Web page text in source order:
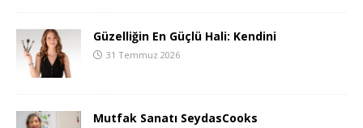
Güzelliğin En Güçlü Hali: Kendini
31 Temmuz 2026
Mutfak Sanatı SeydasCooks